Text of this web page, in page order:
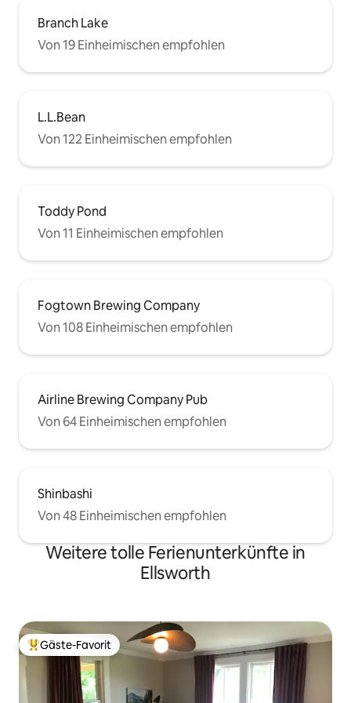
Branch Lake
Von 19 Einheimischen empfohlen
L.L.Bean
Von 122 Einheimischen empfohlen
Toddy Pond
Von 11 Einheimischen empfohlen
Fogtown Brewing Company
Von 108 Einheimischen empfohlen
Airline Brewing Company Pub
Von 64 Einheimischen empfohlen
Shinbashi
Von 48 Einheimischen empfohlen
Weitere tolle Ferienunterkünfte in
Ellsworth
Beliebter Gäste-Favorit.
Gäste-Favorit